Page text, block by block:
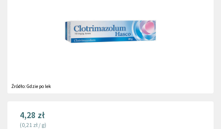
Źródło:Gdzie po lek
4,28 zł
(0,21 zł / g)